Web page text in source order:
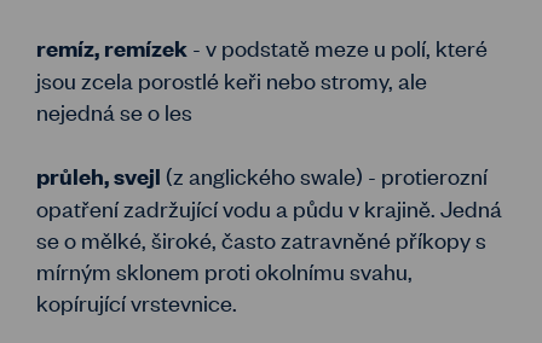
remíz, remízek - v podstatě meze u polí, které
jsou zcela porostlé keři nebo stromy, ale
nejedná se o les
průleh, svejl (z anglického swale) - protierozní
opatření zadržující vodu a půdu v krajině. Jedná
se o mělké, široké, často zatravněné příkopy s
mírným sklonem proti okolnímu svahu,
kopírující vrstevnice.